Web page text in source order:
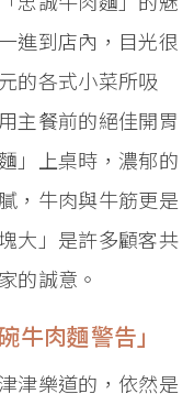
進到店內，目光很
的各式小菜所吸
主餐前的絕佳開胃
」上桌時，濃郁的
，牛肉與牛筋更是
大」是許多顧客共
的誠意。
牛肉麵警告」
津樂道的，依然是